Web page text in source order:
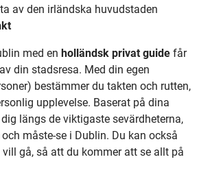
av den irländska huvudstaden
med en holländsk privat guide får
din stadsresa. Med din egen
bestämmer du takten och rutten,
upplevelse. Baserat på dina
längs de viktigaste sevärdheterna,
måste-se i Dublin. Du kan också
gå, så att du kommer att se allt på